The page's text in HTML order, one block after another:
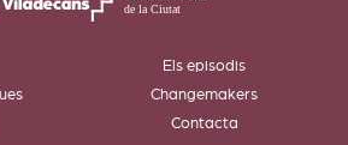
Els episodis
Changemakers
Contacta